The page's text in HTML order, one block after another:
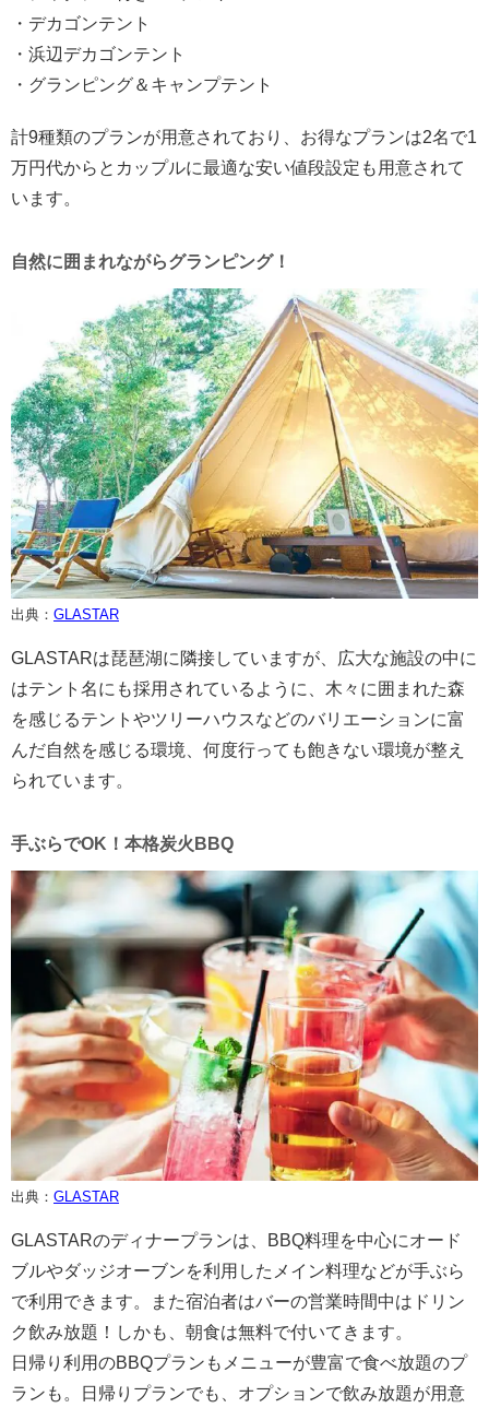
・デカゴンテント
・浜辺デカゴンテント
・グランピング＆キャンプテント
計9種類のプランが用意されており、お得なプランは2名で1
万円代からとカップルに最適な安い値段設定も用意されて
います。
自然に囲まれながらグランピング！
出典： GLASTAR
GLASTARは琵琶湖に隣接していますが、広大な施設の中に
はテント名にも採用されているように、木々に囲まれた森
を感じるテントやツリーハウスなどのバリエーションに富
んだ自然を感じる環境、何度行っても飽きない環境が整え
られています。
手ぶらでOK！本格炭火BBQ
出典： GLASTAR
GLASTARのディナープランは、BBQ料理を中心にオード
ブルやダッジオーブンを利用したメイン料理などが手ぶら
で利用できます。また宿泊者はバーの営業時間中はドリン
ク飲み放題！しかも、朝食は無料で付いてきます。
日帰り利用のBBQプランもメニューが豊富で食べ放題のプ
ランも。日帰りプランでも、オプションで飲み放題が用意